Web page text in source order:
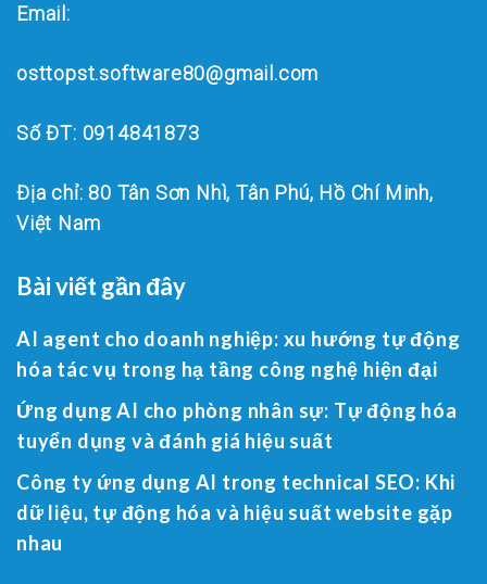
Email:
osttopst.software80@gmail.com
Số ĐT: 0914841873
Địa chỉ: 80 Tân Sơn Nhì, Tân Phú, Hồ Chí Minh,
Việt Nam
Bài viết gần đây
AI agent cho doanh nghiệp: xu hướng tự động
hóa tác vụ trong hạ tầng công nghệ hiện đại
Ứng dụng AI cho phòng nhân sự: Tự động hóa
tuyển dụng và đánh giá hiệu suất
Công ty ứng dụng AI trong technical SEO: Khi
dữ liệu, tự động hóa và hiệu suất website gặp
nhau